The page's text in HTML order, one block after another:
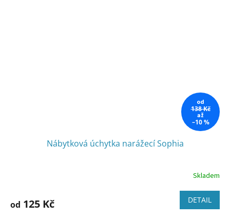
od
138 Kč
až
–10 %
Nábytková úchytka narážecí Sophia
Skladem
od 125 Kč DETAIL